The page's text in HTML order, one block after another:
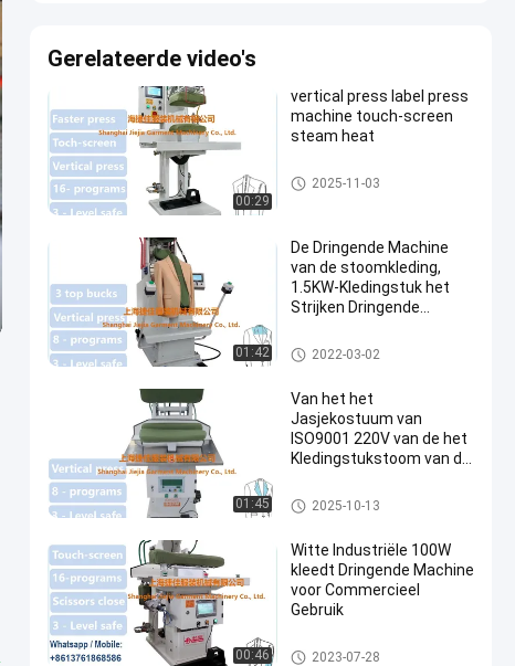
Gerelateerde video's
00:29
vertical press label press
machine touch-screen
steam heat
Kledings Dringende Machine
2025-11-03
01:42
De Dringende Machine
van de stoomkleding,
1.5KW-Kledingstuk het
Strijken Dringende
Kledings Dringende Machine
2022-03-02
01:45
Van het het
Jasjekostuum van
ISO9001 220V van de het
Kledingstukstoom van de
het kostuumpers het
verwarmingssysteem
Kledings Dringende Machine
2025-10-13
00:46
Witte Industriële 100W
kleedt Dringende Machine
voor Commercieel
Gebruik
Kledings Dringende Machine
2023-07-28